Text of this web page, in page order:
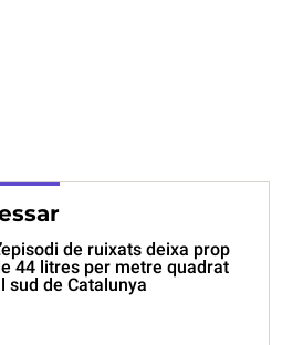
de ruixats deixa prop
44 litres per metre quadrat
sud de Catalunya